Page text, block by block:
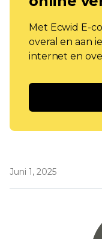
Met Ecwid E-
overal en aan
internet en
Juni 1, 2025